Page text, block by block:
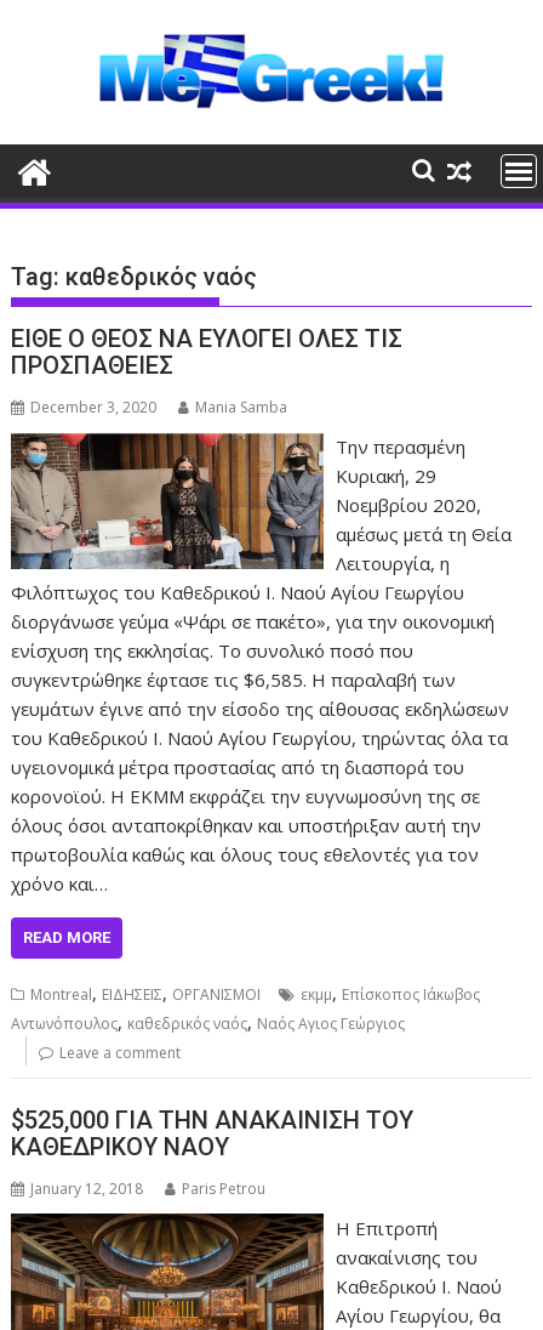
Tag: καθεδρικός ναός
ΕΙΘΕ Ο ΘΕΟΣ ΝΑ ΕΥΛΟΓΕΙ ΟΛΕΣ ΤΙΣ
ΠΡΟΣΠΑΘΕΙΕΣ
December 3, 2020 Mania Samba
Την περασμένη
Κυριακή, 29
Νοεμβρίου 2020,
αμέσως μετά τη Θεία
Λειτουργία, η
Φιλόπτωχος του Καθεδρικού Ι. Ναού Αγίου Γεωργίου
διοργάνωσε γεύμα «Ψάρι σε πακέτο», για την οικονομική
ενίσχυση της εκκλησίας. Το συνολικό ποσό που
συγκεντρώθηκε έφτασε τις $6,585. Η παραλαβή των
γευμάτων έγινε από την είσοδο της αίθουσας εκδηλώσεων
του Καθεδρικού Ι. Ναού Αγίου Γεωργίου, τηρώντας όλα τα
υγειονομικά μέτρα προστασίας από τη διασπορά του
κορονοϊού. Η ΕΚΜΜ εκφράζει την ευγνωμοσύνη της σε
όλους όσοι ανταποκρίθηκαν και υποστήριξαν αυτή την
πρωτοβουλία καθώς και όλους τους εθελοντές για τον
χρόνο και…
READ MORE
Montreal, ΕΙΔΗΣΕΙΣ, ΟΡΓΑΝΙΣΜΟΙ εκμμ, Επίσκοπος Ιάκωβος
Αντωνόπουλος, καθεδρικός ναός, Ναός Αγιος Γεώργιος
Leave a comment
$525,000 ΓΙΑ ΤΗΝ ΑΝΑΚΑΙΝΙΣΗ ΤΟΥ
ΚΑΘΕΔΡΙΚΟΥ ΝΑΟΥ
January 12, 2018 Paris Petrou
Η Επιτροπή
ανακαίνισης του
Καθεδρικού Ι. Ναού
Αγίου Γεωργίου, θα